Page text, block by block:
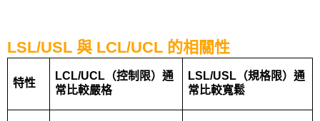
LSL/USL 與 LCL/UCL 的相關性
特性
LCL/UCL （控制限）通
常比較嚴格
LSL/USL （規格限）通
常比較寬鬆